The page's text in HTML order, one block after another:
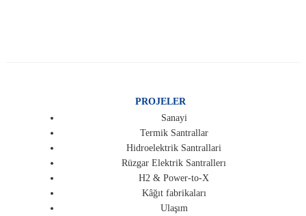
PROJELER
Sanayi
Termik Santrallar
Hidroelektrik Santrallari
Rüzgar Elektrik Santrallerı
H2 & Power-to-X
Kâğıt fabrikaları
Ulaşım